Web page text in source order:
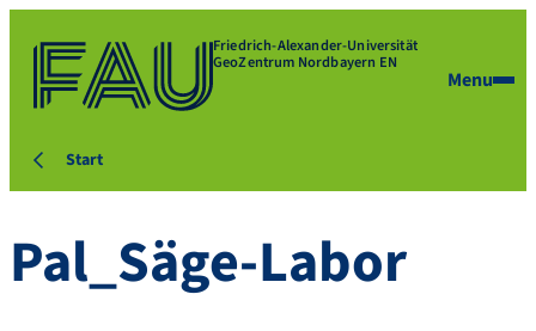
Friedrich-Alexander-Universität
GeoZentrum Nordbayern EN
Menu
Start
Pal_Säge-Labor